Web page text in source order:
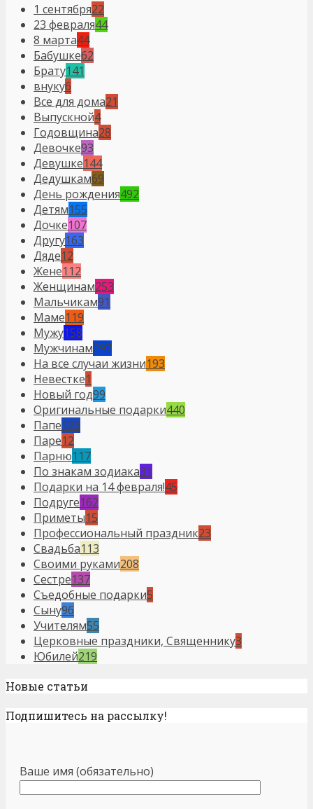
1 сентября22
23 февраля44
8 марта44
Бабушке62
Брату141
внуку6
Все для дома21
Выпускной4
Годовщина28
Девочке93
Девушке144
Дедушкам69
День рождения492
Детям155
Дочке107
Другу163
Дяде12
Жене112
Женщинам253
Мальчикам91
Маме119
Мужу158
Мужчинам297
На все случаи жизни193
Невестке1
Новый год99
Оригинальные подарки440
Папе123
Паре12
Парню117
По знакам зодиака31
Подарки на 14 февраля!45
Подруге162
Приметы15
Профессиональный праздник23
Свадьба113
Своими руками208
Сестре137
Съедобные подарки5
Сыну96
Учителям55
Церковные праздники, Священнику3
Юбилей219
Новые статьи
Подпишитесь на рассылку!
Ваше имя (обязательно)